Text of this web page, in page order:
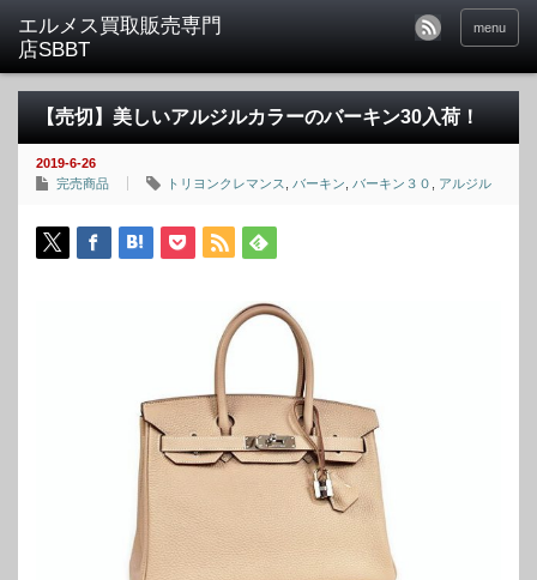
menu
【売切】美しいアルジルカラーのバーキン30入荷！
2019-6-26
完売商品
トリヨンクレマンス バーキン バーキン３０ アルジル